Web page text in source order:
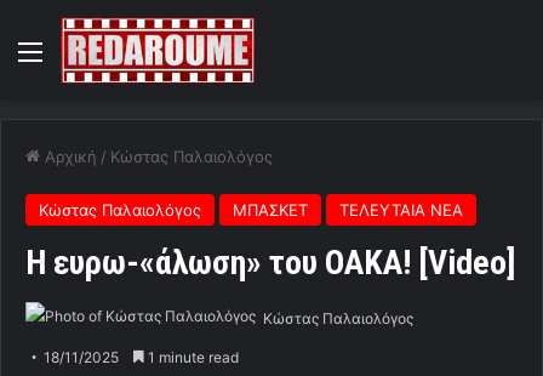
Menu
Αρχική / Κώστας Παλαιολόγος
Κώστας Παλαιολόγος ΜΠΑΣΚΕΤ ΤΕΛΕΥΤΑΙΑ ΝΕΑ
Η ευρω-«άλωση» του ΟΑΚΑ! [Video]
Κώστας Παλαιολόγος
18/11/2025 1 minute read